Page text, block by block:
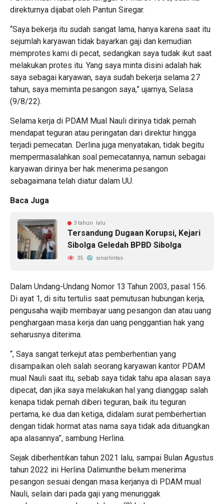
direkturnya dijabat oleh Pantun Siregar.
“Saya bekerja itu sudah sangat lama, hanya karena saat itu
sejumlah karyawan tidak bayarkan gaji dan kemudian
memprotes kami di pecat, sedangkan saya tudak ikut saat
melakukan protes itu. Yang saya minta disini adalah hak
saya sebagai karyawan, saya sudah bekerja selama 27
tahun, saya meminta pesangon saya,” ujarnya, Selasa
(9/8/22).
Selama kerja di PDAM Mual Nauli dirinya tidak pernah
mendapat teguran atau peringatan dari direktur hingga
terjadi pemecatan. Derlina juga menyatakan, tidak begitu
mempermasalahkan soal pemecatannya, namun sebagai
karyawan dirinya ber hak menerima pesangon
sebagaimana telah diatur dalam UU.
Baca Juga
3 tahun lalu
Tersandung Dugaan Korupsi, Kejari
Sibolga Geledah BPBD Sibolga
35 sinarlintas
Dalam Undang-Undang Nomor 13 Tahun 2003, pasal 156.
Di ayat 1, di situ tertulis saat pemutusan hubungan kerja,
pengusaha wajib membayar uang pesangon dan atau uang
penghargaan masa kerja dan uang penggantian hak yang
seharusnya diterima.
“, Saya sangat terkejut atas pemberhentian yang
disampaikan oleh salah seorang karyawan kantor PDAM
mual Nauli saat itu, sebab saya tidak tahu apa alasan saya
dipecat, dan jika saya melakukan hal yang dianggap salah
kenapa tidak pernah diberi teguran, baik itu teguran
pertama, ke dua dan ketiga, didalam surat pemberhertian
dengan tidak hormat atas nama saya tidak ada dituangkan
apa alasannya”, sambung Herlina.
Sejak diberhentikan tahun 2021 lalu, sampai Bulan Agustus
tahun 2022 ini Herlina Dalimunthe belum menerima
pesangon sesuai dengan masa kerjanya di PDAM mual
Nauli, selain dari pada gaji yang menunggak